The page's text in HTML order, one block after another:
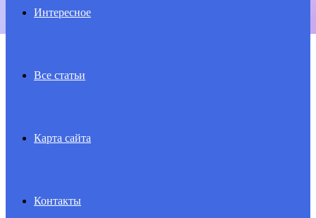
Интересное
Все статьи
Карта сайта
Контакты